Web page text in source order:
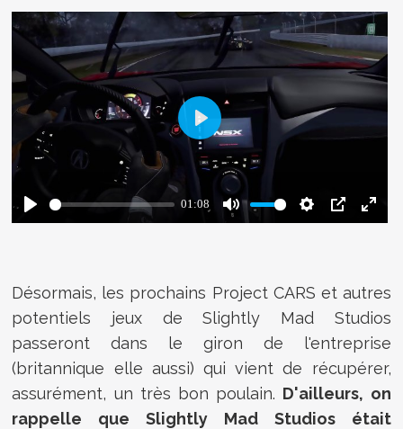
Désormais, les prochains Project CARS et autres
potentiels jeux de Slightly Mad Studios
passeront dans le giron de l'entreprise
(britannique elle aussi) qui vient de récupérer,
assurément, un très bon poulain. D'ailleurs, on
rappelle que Slightly Mad Studios était